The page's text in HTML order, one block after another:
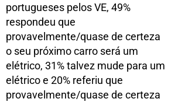
portugueses pelos VE, 49%
respondeu que
provavelmente/quase de certeza
o seu próximo carro será um
elétrico, 31% talvez mude para um
elétrico e 20% referiu que
provavelmente/quase de certeza